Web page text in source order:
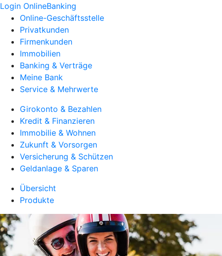
Login OnlineBanking
Online-Geschäftsstelle
Privatkunden
Firmenkunden
Immobilien
Banking & Verträge
Meine Bank
Service & Mehrwerte
Girokonto & Bezahlen
Kredit & Finanzieren
Immobilie & Wohnen
Zukunft & Vorsorgen
Versicherung & Schützen
Geldanlage & Sparen
Übersicht
Produkte